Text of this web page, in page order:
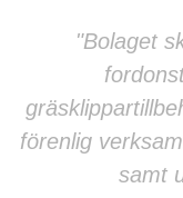
"Bolaget
förenlig
samt